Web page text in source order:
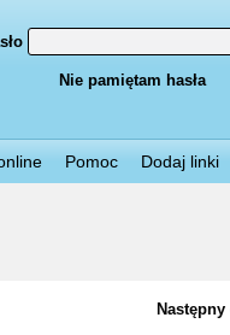
Nie pamiętam hasła
Pomoc Dodaj linki